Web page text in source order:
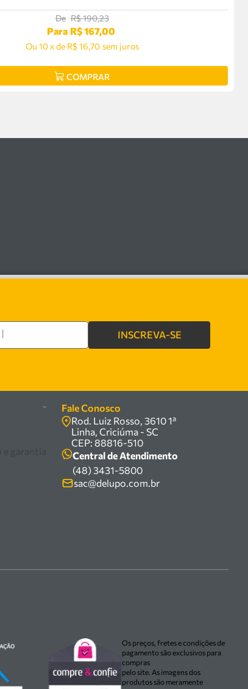
De R$190,23
Para R$167,00
Ou 10 xde R$ 16,70 sem juros
COMPRAR
INSCREVA-SE
-
Fale Conosco
Rod. Luiz Rosso, 3610 1ª
Linha, Criciúma - SC
CEP: 88816-510
Central de Atendimento
(48) 3431-5800
sac@delupo.com.br
Os preços, fretes e condições de
pagamento são exclusivos para
compras
pelo site. As imagens dos
produtos são meramente